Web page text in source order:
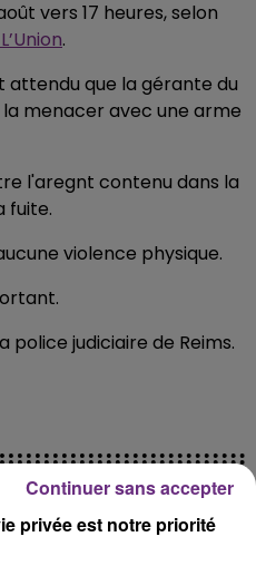
vers 17 heures, selon
.
attendu que la gérante du
menacer avec une arme
l'aregnt contenu dans la
fuite.
violence physique.
police judiciaire de Reims.
privée est notre priorité
Continuer sans accepter